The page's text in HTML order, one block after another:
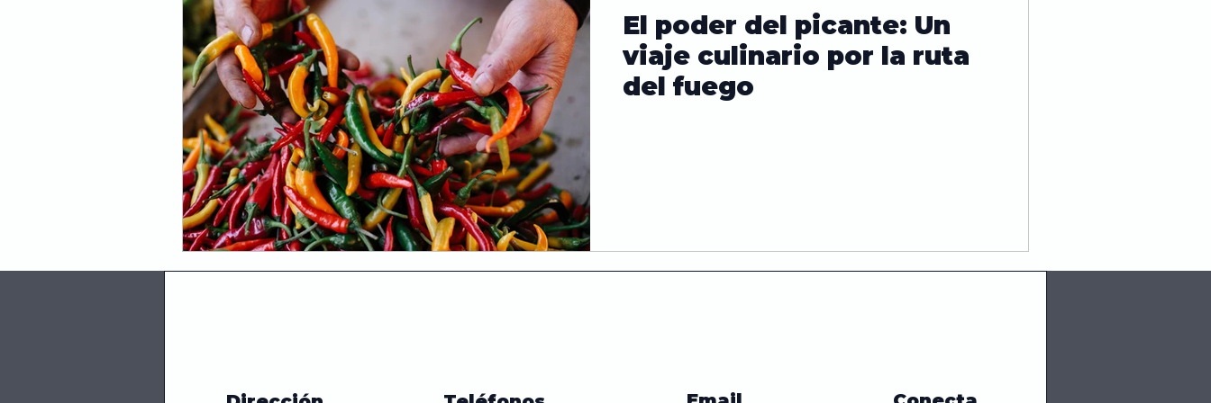
Hongos Receta fácil Papas Frito Ensalada Pollo Salud Tendencias
Emprendedor Negocios de alimentos Historia de la comida
Información Ingredientes Curiosidades
El poder del picante: Un
viaje culinario por la ruta
del fuego